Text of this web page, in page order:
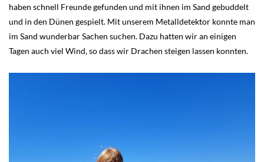
haben schnell Freunde gefunden und mit ihnen im Sand gebuddelt
und in den Dünen gespielt. Mit unserem Metalldetektor konnte man
im Sand wunderbar Sachen suchen. Dazu hatten wir an einigen
Tagen auch viel Wind, so dass wir Drachen steigen lassen konnten.